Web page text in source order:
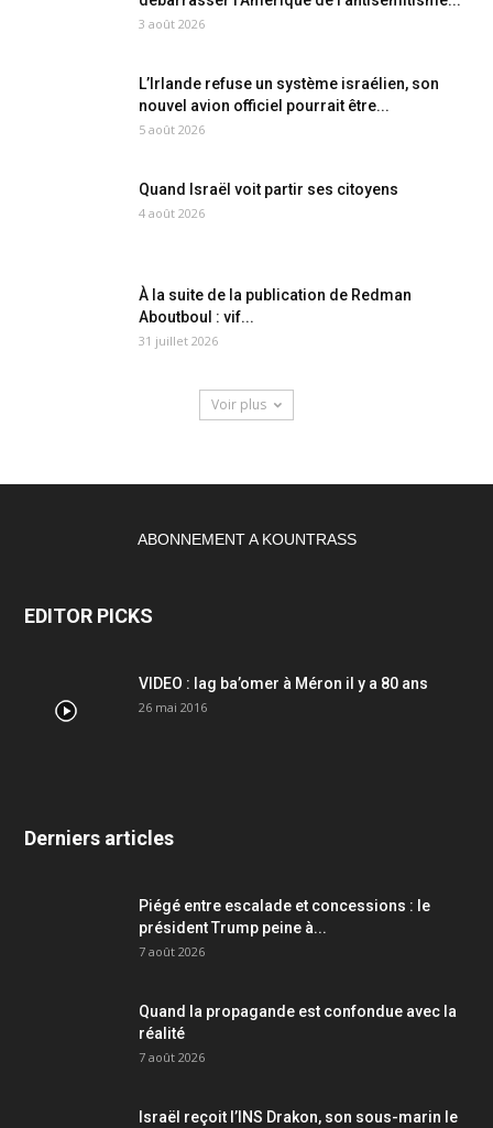
3 août 2026
L’Irlande refuse un système israélien, son
nouvel avion officiel pourrait être...
5 août 2026
Quand Israël voit partir ses citoyens
4 août 2026
À la suite de la publication de Redman
Aboutboul : vif...
31 juillet 2026
Voir plus
ABONNEMENT A KOUNTRASS
EDITOR PICKS
VIDEO : lag ba’omer à Méron il y a 80 ans
26 mai 2016
Derniers articles
Piégé entre escalade et concessions : le
président Trump peine à...
7 août 2026
Quand la propagande est confondue avec la
réalité
7 août 2026
Israël reçoit l’INS Drakon, son sous-marin le